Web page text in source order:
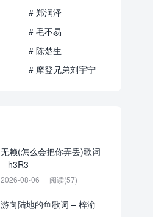
# 郑润泽
# 毛不易
# 陈楚生
# 摩登兄弟刘宇宁
无赖(怎么会把你弄丢)歌词
– h3R3
2026-08-06 阅读(57)
游向陆地的鱼歌词 – 梓渝